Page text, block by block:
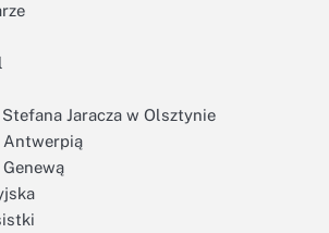
Jaracza w Olsztynie
Antwerpią